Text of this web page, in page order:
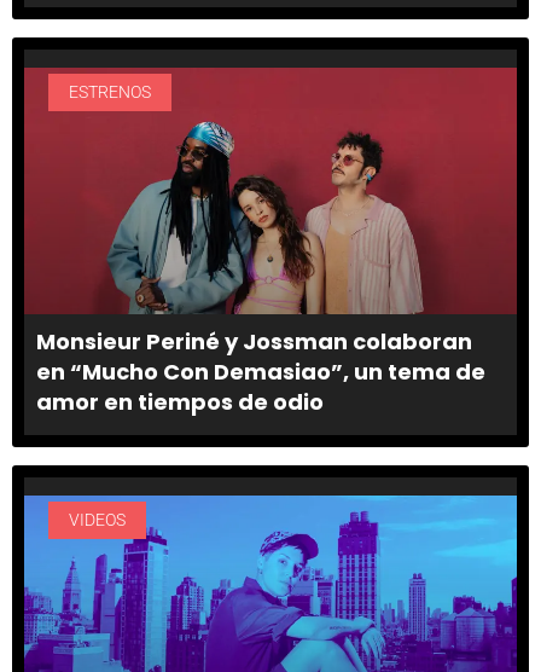
ESTRENOS
Monsieur Periné y Jossman colaboran
en “Mucho Con Demasiao”, un tema de
amor en tiempos de odio
VIDEOS